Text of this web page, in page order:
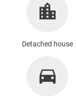
Detached house